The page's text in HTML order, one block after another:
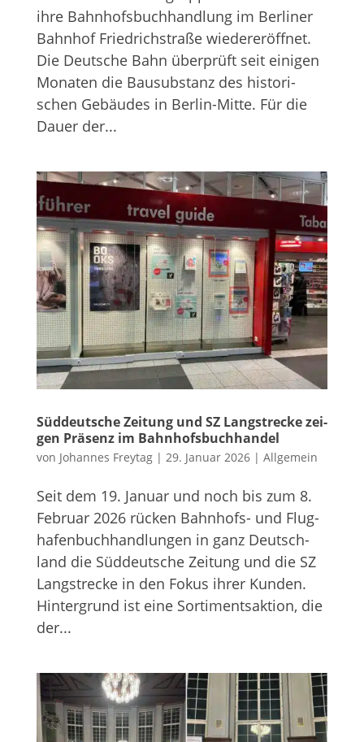
ihre Bahn­hofs­buch­hand­lung im Ber­li­ner
Bahn­hof Fried­rich­straße wie­der­eröff­net.
Die Deut­sche Bahn über­prüft seit eini­gen
Mona­ten die Bau­sub­stanz des his­to­ri­
schen Gebäu­des in Ber­lin-Mitte. Für die
Dauer der...
Süd­deut­sche Zei­tung und SZ Lang­stre­cke zei­
gen Prä­senz im Bahnhofsbuchhandel
von Johannes Freytag| 29. Januar 2026| Allgemein
Seit dem 19. Januar und noch bis zum 8.
Februar 2026 rücken Bahn­hofs- und Flug­
ha­fen­buch­hand­lun­gen in ganz Deutsch­
land die Süd­deut­sche Zei­tung und die SZ
Lang­stre­cke in den Fokus ihrer Kun­den.
Hin­ter­grund ist eine Sor­ti­ments­ak­tion, die
der...